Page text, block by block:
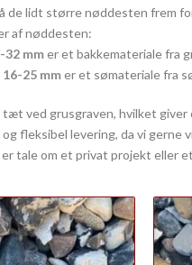
de lidt større nøddesten frem
af nøddesten:
32 mmer et bakkemateriale fra
25 mmer et sømateriale fra
ved grusgraven, hvilket
fleksibel levering, da vi gerne
er tale om et privat projekt eller